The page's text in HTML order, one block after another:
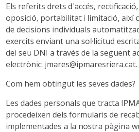
Els referits drets d'accés,
oposició, portabilitat i limitació, així
de decisions individuals
exercits enviant una sol·licitud
del seu DNI a través de la següent
electrònic: jmares@ipmaresriera.cat.
Com hem obtingut les seves dades?
Les dades personals que tracta
procedeixen dels formularis de
implementades a la nostra pàgina